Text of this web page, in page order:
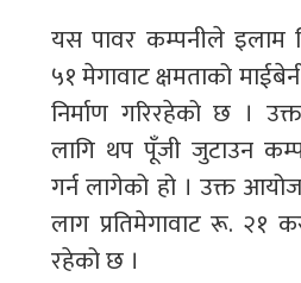
यस पावर कम्पनीले इलाम
५१ मेगावाट क्षमताको
निर्माण गरिरहेको छ ।
लागि थप पूँजी जुटाउन
गर्न लागेको हो । उक्त
लाग प्रतिमेगावाट रू. २१
रहेको छ ।